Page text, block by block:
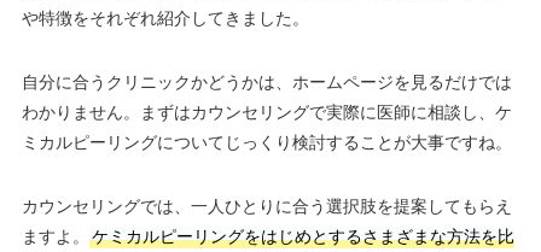
や特徴をそれぞれ紹介してきました。
自分に合うクリニックかどうかは、ホームページを見るだけでは
わかりません。まずはカウンセリングで実際に医師に相談し、ケ
ミカルピーリングについてじっくり検討することが大事ですね。
カウンセリングでは、一人ひとりに合う選択肢を提案してもらえ
ますよ。
ケミカルピーリングをはじめとするさまざまな方法を比